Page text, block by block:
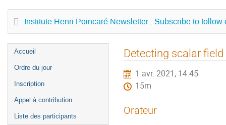
Institute Henri Poincaré Newsletter : Subscribe to follow
Menu
de
Accueil
Ordre du jour
Inscription
Appel à contribution
Liste des participants
Detecting scalar
1 avr. 2021, 14:45
15m
Orateur